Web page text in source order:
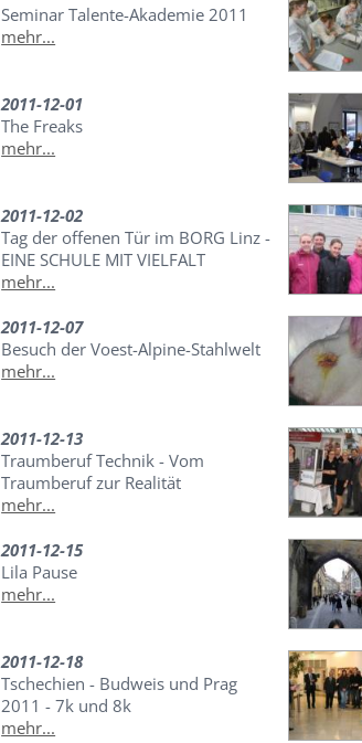
Seminar Talente-Akademie 2011
mehr...
2011-12-01
The Freaks
mehr...
2011-12-02
Tag der offenen Tür im BORG Linz -
EINE SCHULE MIT VIELFALT
mehr...
2011-12-07
Besuch der Voest-Alpine-Stahlwelt
mehr...
2011-12-13
Traumberuf Technik - Vom
Traumberuf zur Realität
mehr...
2011-12-15
Lila Pause
mehr...
2011-12-18
Tschechien - Budweis und Prag
2011 - 7k und 8k
mehr...